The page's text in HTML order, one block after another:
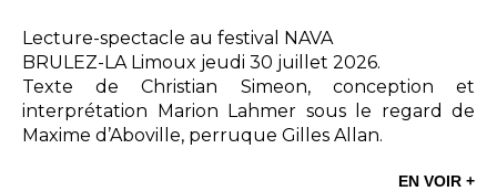
Lecture-spectacle au festival NAVA
BRULEZ-LA Limoux jeudi 30 juillet 2026.
Texte de Christian Simeon, conception et
interprétation Marion Lahmer sous le regard de
Maxime d’Aboville, perruque Gilles Allan.
EN VOIR +